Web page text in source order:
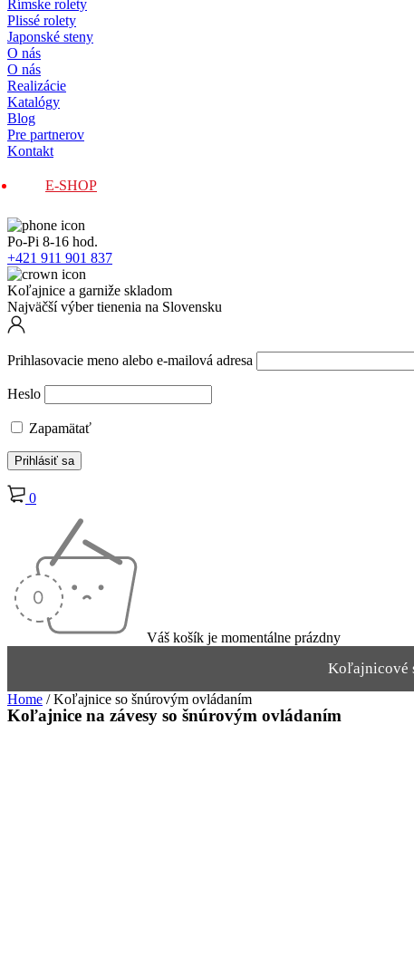
Rímske rolety
Plissé rolety
Japonské steny
O nás
O nás
Realizácie
Katalógy
Blog
Pre partnerov
Kontakt
E-SHOP
Po-Pi 8-16 hod.
+421 911 901 837
Koľajnice a garniže skladom
Najväčší výber tienenia na Slovensku
Prihlasovacie meno alebo e-mailová adresa
Heslo
Zapamätať
0
Váš košík je momentálne prázdny
Koľajnicové
Home / Koľajnice so šnúrovým ovládaním
Koľajnice na závesy so šnúrovým ovládaním